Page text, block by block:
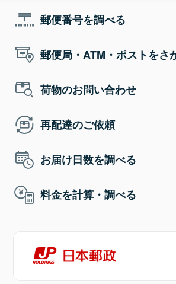
郵便番号を調べる
郵便局・ATM・ポストをさ
荷物のお問い合わせ
再配達のご依頼
お届け日数を調べる
料金を計算・調べる